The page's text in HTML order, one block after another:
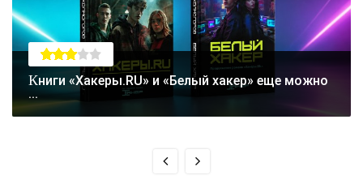
Книги «Хакеры.RU» и «Белый хакер» еще можно
...